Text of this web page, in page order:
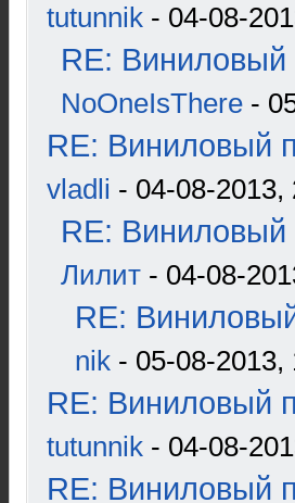
tutunnik - 04-08-
RE: Виниловый
NoOneIsThere -
RE: Виниловый
vladli - 04-08-2013,
RE: Виниловый
Лилит - 04-08-
RE:
nik - 05-08-2013,
RE: Виниловый
tutunnik - 04-08-
RE: Виниловый